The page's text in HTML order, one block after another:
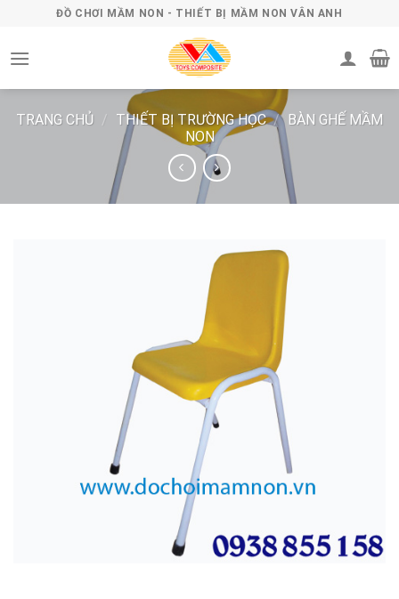
content
ĐỒ CHƠI MẦM NON - THIẾT BỊ MẦM NON VÂN ANH
TRANG CHỦ / THIẾT BỊ TRƯỜNG HỌC / BÀN GHẾ MẦM
NON